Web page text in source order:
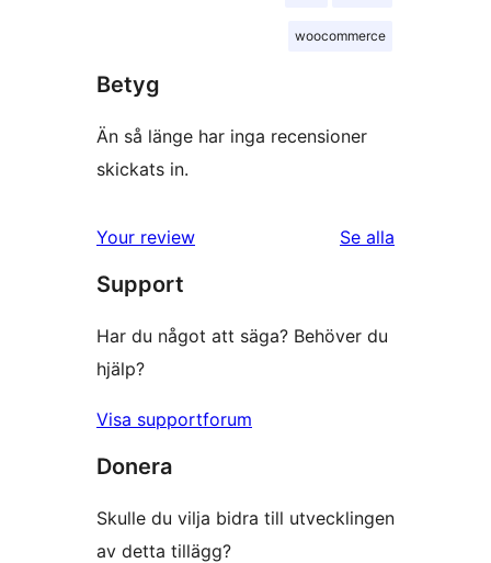
woocommerce
Betyg
Än så länge har inga recensioner
skickats in.
Your review Se alla
Support
Har du något att säga? Behöver du
hjälp?
Visa supportforum
Donera
Skulle du vilja bidra till utvecklingen
av detta tillägg?